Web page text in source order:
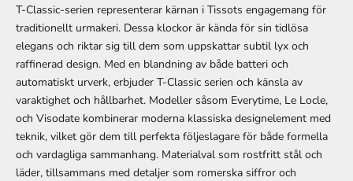
T-Classic-serien representerar kärnan i Tissots engagemang för
traditionellt urmakeri. Dessa klockor är kända för sin tidlösa
elegans och riktar sig till dem som uppskattar subtil lyx och
raffinerad design. Med en blandning av både batteri och
automatiskt urverk, erbjuder T-Classic serien och känsla av
varaktighet och hållbarhet. Modeller såsom Everytime, Le Locle,
och Visodate kombinerar moderna klassiska designelement med
teknik, vilket gör dem till perfekta följeslagare för både formella
och vardagliga sammanhang. Materialval som rostfritt stål och
läder, tillsammans med detaljer som romerska siffror och